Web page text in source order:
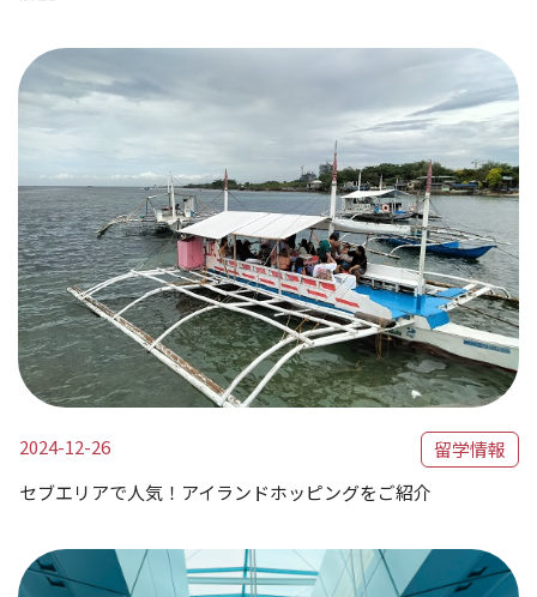
2024-12-26
留学情報
セブエリアで人気！アイランドホッピングをご紹介